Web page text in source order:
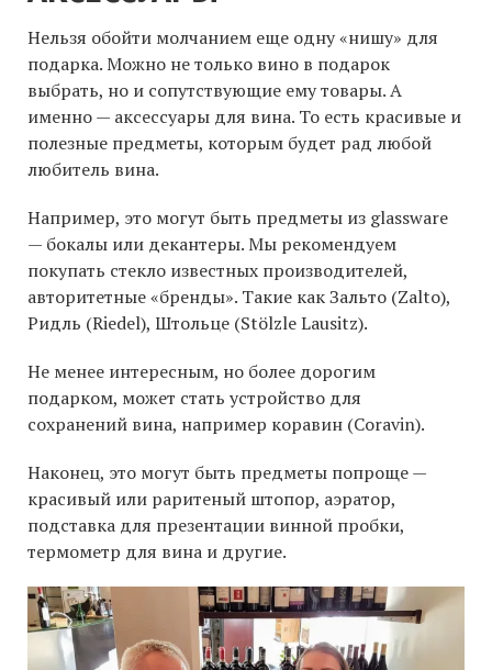
Нельзя обойти молчанием еще одну «нишу» для
подарка. Можно не только вино в подарок
выбрать, но и сопутствующие ему товары. А
именно — аксессуары для вина. То есть красивые и
полезные предметы, которым будет рад любой
любитель вина.
Например, это могут быть предметы из glassware
— бокалы или декантеры. Мы рекомендуем
покупать стекло известных производителей,
авторитетные «бренды». Такие как Зальто (Zalto),
Ридль (Riedel), Штольце (Stölzle Lausitz).
Не менее интересным, но более дорогим
подарком, может стать устройство для
сохранений вина, например коравин (Coravin).
Наконец, это могут быть предметы попроще —
красивый или раритеный штопор, аэратор,
подставка для презентации винной пробки,
термометр для вина и другие.